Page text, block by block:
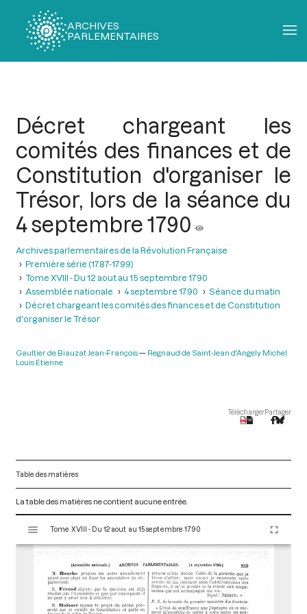
ARCHIVES
PARLEMENTAIRES
Décret chargeant les
comités des finances et de
Constitution d'organiser le
Trésor, lors de la séance du
4 septembre 1790
Archives parlementaires de la Révolution Française
Première série (1787-1799)
Tome XVIII - Du 12 aout au 15 septembre 1790
Assemblée nationale
4 septembre 1790
Séance du matin
Décret chargeant les comités des finances et de Constitution
d'organiser le Trésor
Gaultier de Biauzat Jean-François
Regnaud de Saint-Jean d'Angely Michel
Louis Etienne
TéléchargerPartager
Table des matières
La table des matières ne contient aucune entrée.
s
Tome XVIII - Du 12 aout au 15 septembre 1790